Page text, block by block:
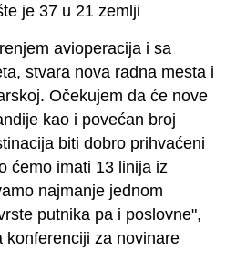
je 37 u 21 zemlji
avioperacija i sa
stvara nova radna mesta i
Očekujem da će nove
kao i povećan broj
biti dobro prihvaćeni
ćemo imati 13 linija iz
najmanje jednom
putnika pa i poslovne",
konferenciji za novinare